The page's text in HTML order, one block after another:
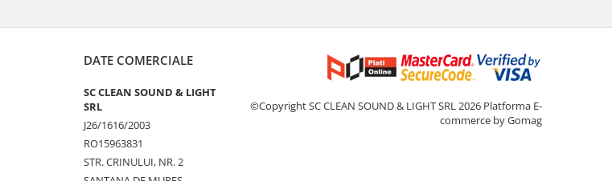
DATE COMERCIALE
SC CLEAN SOUND & LIGHT
SRL
J26/1616/2003
RO15963831
STR. CRINULUI, NR. 2
©Copyright SC CLEAN SOUND & LIGHT SRL 2026 Platforma E-
commerce by Gomag